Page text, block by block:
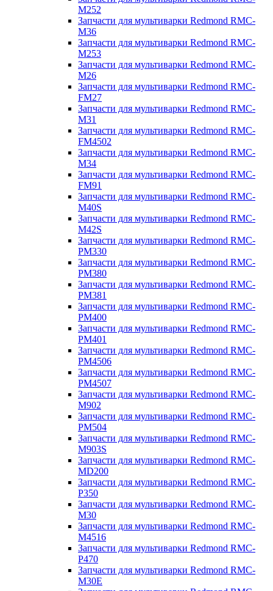
M252
Запчасти для мультиварки Redmond RMC-
M36
Запчасти для мультиварки Redmond RMC-
M253
Запчасти для мультиварки Redmond RMC-
M26
Запчасти для мультиварки Redmond RMC-
FM27
Запчасти для мультиварки Redmond RMC-
M31
Запчасти для мультиварки Redmond RMC-
FM4502
Запчасти для мультиварки Redmond RMC-
M34
Запчасти для мультиварки Redmond RMC-
FM91
Запчасти для мультиварки Redmond RMC-
M40S
Запчасти для мультиварки Redmond RMC-
M42S
Запчасти для мультиварки Redmond RMC-
PM330
Запчасти для мультиварки Redmond RMC-
PM380
Запчасти для мультиварки Redmond RMC-
PM381
Запчасти для мультиварки Redmond RMC-
PM400
Запчасти для мультиварки Redmond RMC-
PM401
Запчасти для мультиварки Redmond RMC-
PM4506
Запчасти для мультиварки Redmond RMC-
PM4507
Запчасти для мультиварки Redmond RMC-
M902
Запчасти для мультиварки Redmond RMC-
PM504
Запчасти для мультиварки Redmond RMC-
M903S
Запчасти для мультиварки Redmond RMC-
MD200
Запчасти для мультиварки Redmond RMC-
P350
Запчасти для мультиварки Redmond RMC-
M30
Запчасти для мультиварки Redmond RMC-
M4516
Запчасти для мультиварки Redmond RMC-
P470
Запчасти для мультиварки Redmond RMC-
M30E